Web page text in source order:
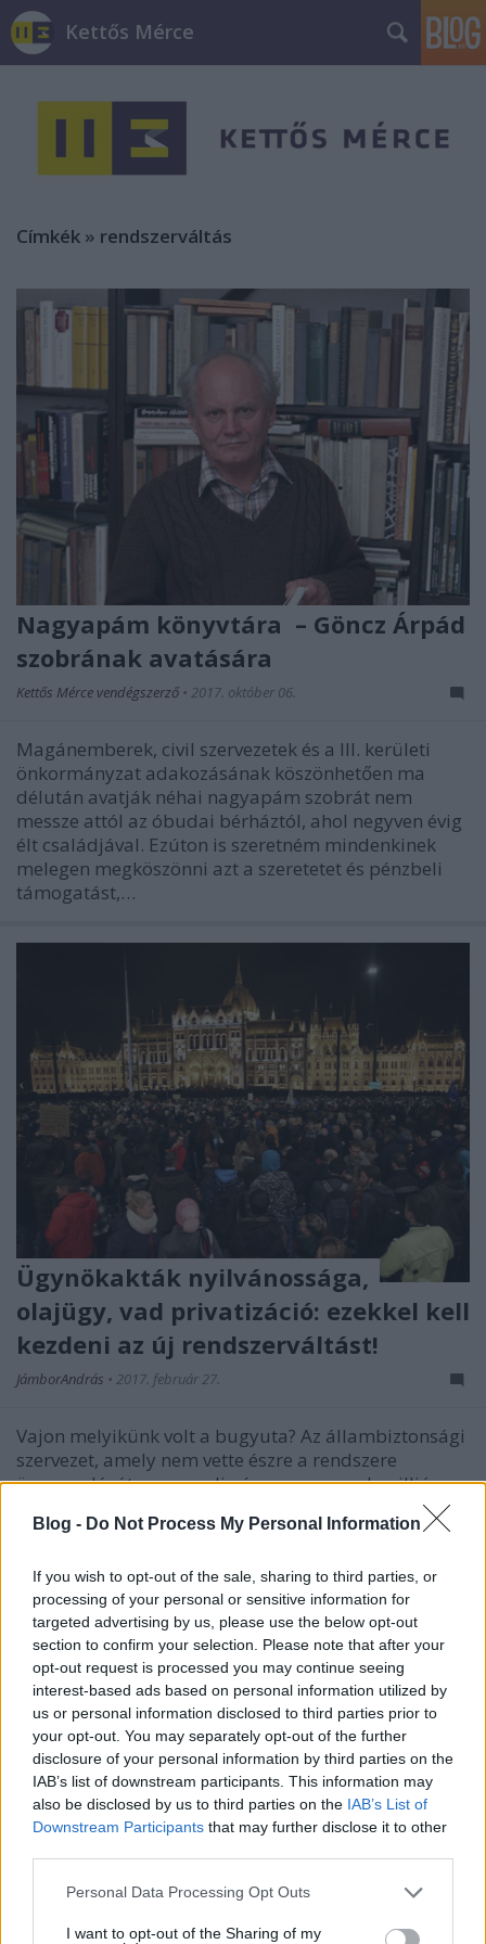
Blog - Do Not Process My Personal Information
If you wish to opt-out of the sale, sharing to third parties, or
processing of your personal or sensitive information for
targeted advertising by us, please use the below opt-out
section to confirm your selection. Please note that after your
opt-out request is processed you may continue seeing
interest-based ads based on personal information utilized by
us or personal information disclosed to third parties prior to
your opt-out. You may separately opt-out of the further
disclosure of your personal information by third parties on the
IAB’s list of downstream participants. This information may
also be disclosed by us to third parties on the IAB’s List of
Downstream Participants that may further disclose it to other
Please note that this website/app uses one or more Google
not limited to your visit or usage behaviour. You may click to
Personal Data Processing Opt Outs
I want to opt-out of the Sharing of my
Kettős Mérce
Címkék » rendszerváltás
Nagyapám könyvtára – Göncz Árpád
szobrának avatására
Kettős Mérce vendégszerző • 2017. október 06.
Magánemberek, civil szervezetek és a III. kerületi
önkormányzat adakozásának köszönhetően ma
délután avatják néhai nagyapám szobrát nem
messze attól az óbudai bérháztól, ahol negyven évig
élt családjával. Ezúton is szeretném mindenkinek
melegen megköszönni azt a szeretetet és pénzbeli
támogatást,…
Ügynökakták nyilvánossága,
olajügy, vad privatizáció: ezekkel kell
kezdeni az új rendszerváltást!
JámborAndrás • 2017. február 27.
Vajon melyikünk volt a bugyuta? Az állambiztonsági
szervezet, amely nem vette észre a rendszere
összeomlását, vagy pedig én meg az a sok millió
valóban összeomlott? - Kőszeg Ferenc a
ügynökakták kérdését, jól is…